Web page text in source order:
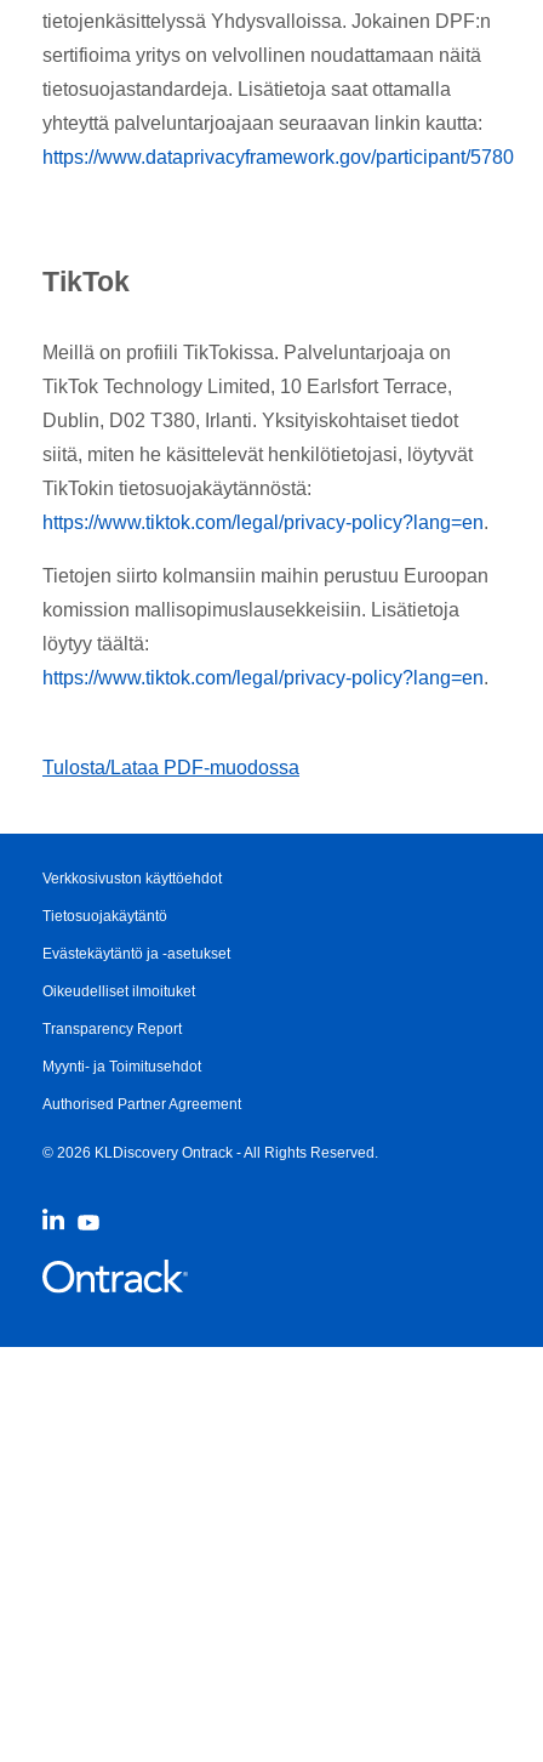
tietojenkäsittelyssä Yhdysvalloissa. Jokainen DPF:n
sertifioima yritys on velvollinen noudattamaan näitä
tietosuojastandardeja. Lisätietoja saat ottamalla
yhteyttä palveluntarjoajaan seuraavan linkin kautta:
https://www.dataprivacyframework.gov/participant/5780
TikTok
Meillä on profiili TikTokissa. Palveluntarjoaja on
TikTok Technology Limited, 10 Earlsfort Terrace,
Dublin, D02 T380, Irlanti. Yksityiskohtaiset tiedot
siitä, miten he käsittelevät henkilötietojasi, löytyvät
TikTokin tietosuojakäytännöstä:
https://www.tiktok.com/legal/privacy-policy?lang=en.
Tietojen siirto kolmansiin maihin perustuu Euroopan
komission mallisopimuslausekkeisiin. Lisätietoja
löytyy täältä:
https://www.tiktok.com/legal/privacy-policy?lang=en.
Tulosta/Lataa PDF-muodossa
Verkkosivuston käyttöehdot
Tietosuojakäytäntö
Evästekäytäntö ja -asetukset
Oikeudelliset ilmoituket
Transparency Report
Myynti- ja Toimitusehdot
Authorised Partner Agreement
© 2026 KLDiscovery Ontrack - All Rights Reserved.